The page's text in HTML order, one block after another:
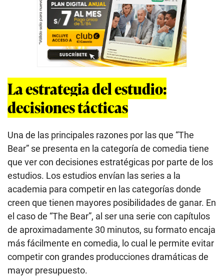
La estrategia del estudio:
decisiones tácticas
Una de las principales razones por las que “The
Bear” se presenta en la categoría de comedia tiene
que ver con decisiones estratégicas por parte de los
estudios. Los estudios envían las series a la
academia para competir en las categorías donde
creen que tienen mayores posibilidades de ganar. En
el caso de “The Bear”, al ser una serie con capítulos
de aproximadamente 30 minutos, su formato encaja
más fácilmente en comedia, lo cual le permite evitar
competir con grandes producciones dramáticas de
mayor presupuesto.